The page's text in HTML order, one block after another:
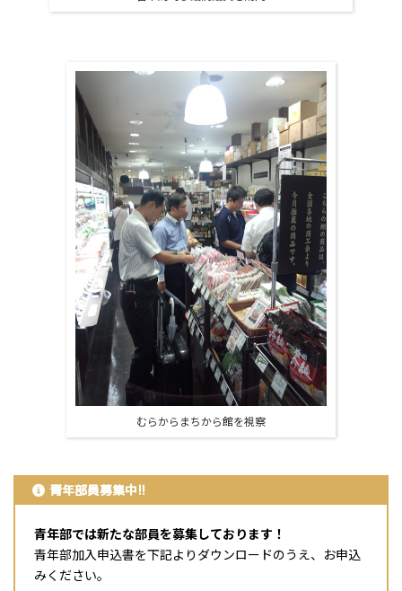
むらからまちから館を視察
青年部員募集中!!
青年部では新たな部員を募集しております！
青年部加入申込書を下記よりダウンロードのうえ、お申込
みください。